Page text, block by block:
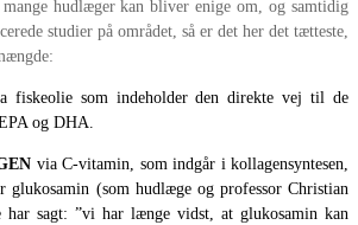
hudlæger kan bliver enige om, og samtidig
studier på området, så er det her det tætteste,
fiskeolie som indeholder den direkte vej til de
og DHA.
via C-vitamin, som indgår i kollagensyntesen,
glukosamin (som hudlæge og professor Christian
har sagt: ”vi har længe vidst, at glukosamin kan